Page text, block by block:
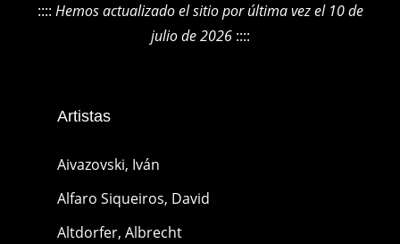
:::: Hemos actualizado el sitio por última vez el 10 de
julio de 2026::::
Artistas
Aivazovski, Iván
Alfaro Siqueiros, David
Altdorfer, Albrecht